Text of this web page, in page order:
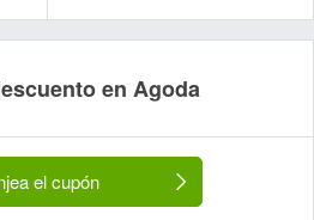
en Agoda
el cupón